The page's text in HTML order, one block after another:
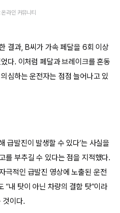
온라인 커뮤니티
결과, B씨가 가속 페달을 6회 이상
다. 이처럼 페달과 브레이크를 혼동
심하는 운전자는 점점 늘어나고 있
급발진이 발생할 수 있다’는 사실을
를 부추길 수 있다는 점을 지적했다.
극적인 급발진 영상에 노출된 운전
“내 탓이 아닌 차량의 결함 탓”이라
것이다.